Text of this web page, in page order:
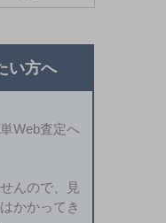
い方へ
Web査定へ
んので、見
かかってき